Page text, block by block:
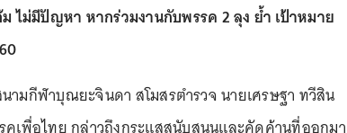
ไม่มีปัญหา หากร่วมงานกับพรรค 2 ลุง ย้ำ เป้าหมาย
นามกีฬาบุณยะจินดา สโมสรตำรวจ นายเศรษฐา ทวีสิน